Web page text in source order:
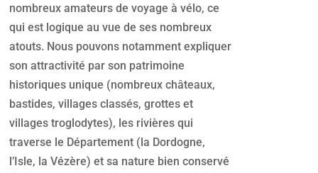
nombreux amateurs de voyage à vélo, ce
qui est logique au vue de ses nombreux
atouts. Nous pouvons notamment expliquer
son attractivité par son patrimoine
historiques unique (nombreux châteaux,
bastides, villages classés, grottes et
villages troglodytes), les rivières qui
traverse le Département (la Dordogne,
l’Isle, la Vézère) et sa nature bien conservé